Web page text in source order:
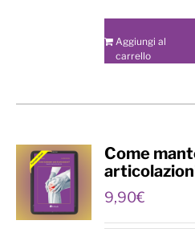
Aggiungi al
carrello
Come
9,90€